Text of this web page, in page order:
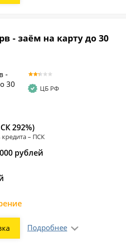
- заём на карту до 30
ЦБ РФ
292%)
– ПСК
рублей
Подробнее